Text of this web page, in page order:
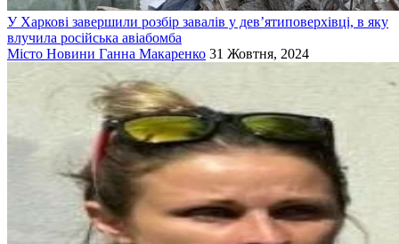
У Харкові завершили розбір завалів у дев’ятиповерхівці, в яку
влучила російська авіабомба
Місто Новини Ганна Макаренко 31 Жовтня, 2024